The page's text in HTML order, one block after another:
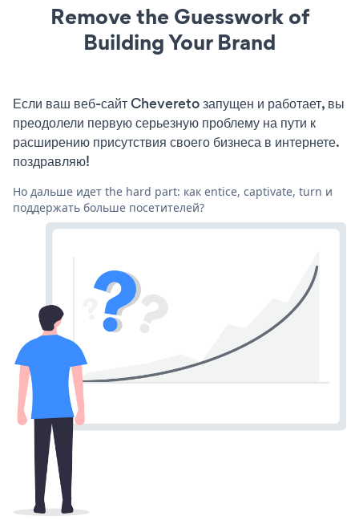
Remove the Guesswork of
Building Your Brand
Если ваш веб-сайт Chevereto запущен и работает, вы
преодолели первую серьезную проблему на пути к
расширению присутствия своего бизнеса в интернете.
поздравляю!
Но дальше идет the hard part: как entice, captivate, turn и
поддержать больше посетителей?